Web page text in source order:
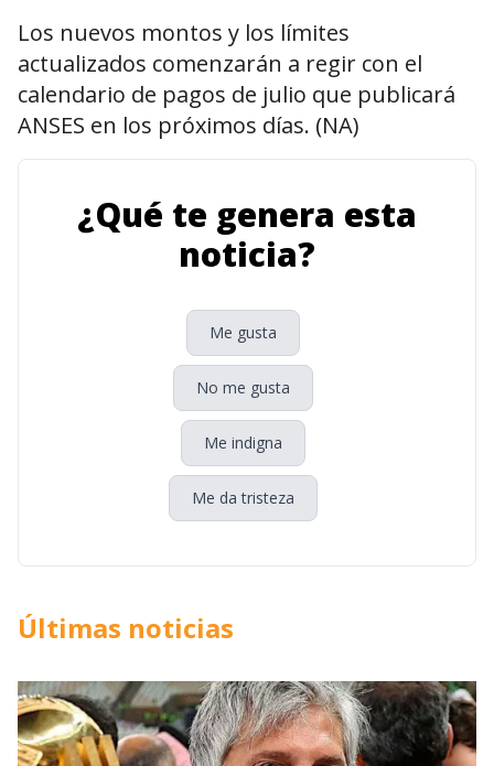
Los nuevos montos y los límites
actualizados comenzarán a regir con el
calendario de pagos de julio que publicará
ANSES en los próximos días. (NA)
¿Qué te genera esta
noticia?
Me gusta
No me gusta
Me indigna
Me da tristeza
Últimas noticias